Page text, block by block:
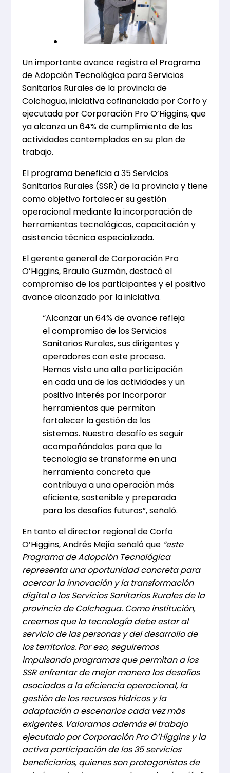
Un importante avance registra el Programa
de Adopción Tecnológica para Servicios
Sanitarios Rurales de la provincia de
Colchagua, iniciativa cofinanciada por Corfo y
ejecutada por Corporación Pro O’Higgins, que
ya alcanza un 64% de cumplimiento de las
actividades contempladas en su plan de
trabajo.
El programa beneficia a 35 Servicios
Sanitarios Rurales (SSR) de la provincia y tiene
como objetivo fortalecer su gestión
operacional mediante la incorporación de
herramientas tecnológicas, capacitación y
asistencia técnica especializada.
El gerente general de Corporación Pro
O’Higgins, Braulio Guzmán, destacó el
compromiso de los participantes y el positivo
avance alcanzado por la iniciativa.
“Alcanzar un 64% de avance refleja
el compromiso de los Servicios
Sanitarios Rurales, sus dirigentes y
operadores con este proceso.
Hemos visto una alta participación
en cada una de las actividades y un
positivo interés por incorporar
herramientas que permitan
fortalecer la gestión de los
sistemas. Nuestro desafío es seguir
acompañándolos para que la
tecnología se transforme en una
herramienta concreta que
contribuya a una operación más
eficiente, sostenible y preparada
para los desafíos futuros”, señaló.
En tanto el director regional de Corfo
O’Higgins, Andrés Mejía señaló que “este
Programa de Adopción Tecnológica
representa una oportunidad concreta para
acercar la innovación y la transformación
digital a los Servicios Sanitarios Rurales de la
provincia de Colchagua. Como institución,
creemos que la tecnología debe estar al
servicio de las personas y del desarrollo de
los territorios. Por eso, seguiremos
impulsando programas que permitan a los
SSR enfrentar de mejor manera los desafíos
asociados a la eficiencia operacional, la
gestión de los recursos hídricos y la
adaptación a escenarios cada vez más
exigentes. Valoramos además el trabajo
ejecutado por Corporación Pro O’Higgins y la
activa participación de los 35 servicios
beneficiarios, quienes son protagonistas de